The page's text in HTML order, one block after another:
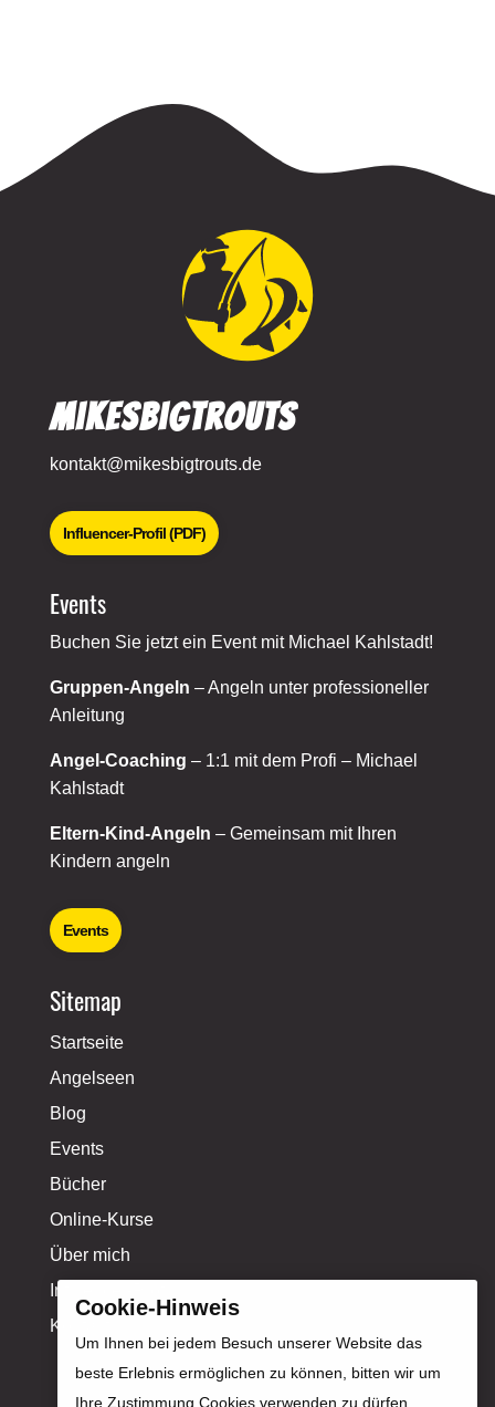
MikesBigTrouts
kontakt@mikesbigtrouts.de
Influencer-Profil (PDF)
Events
Buchen Sie jetzt ein Event mit Michael Kahlstadt!
Gruppen-Angeln – Angeln unter professioneller
Anleitung
Angel-Coaching – 1:1 mit dem Profi – Michael
Kahlstadt
Eltern-Kind-Angeln – Gemeinsam mit Ihren
Kindern angeln
Events
Sitemap
Startseite
Angelseen
Blog
Events
Bücher
Online-Kurse
Über mich
Influencer-Profil
Kontakt
Cookie-Hinweis
Um Ihnen bei jedem Besuch unserer Website das
beste Erlebnis ermöglichen zu können, bitten wir um
Ihre Zustimmung Cookies verwenden zu dürfen.